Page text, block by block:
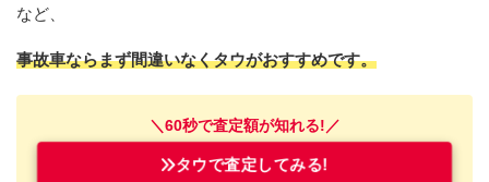
など、
事故車ならまず間違いなくタウがおすすめです。
＼60秒で査定額が知れる!／
タウで査定してみる!